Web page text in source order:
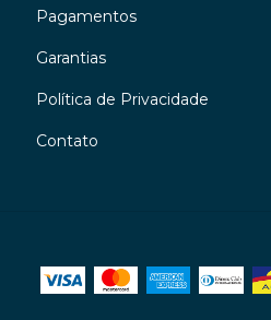
Pagamentos
Garantias
Política de Privacidade
Contato